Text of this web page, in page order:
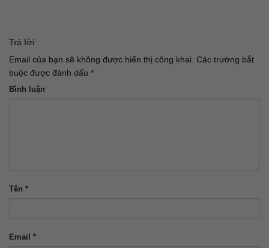
Trả lời
Email của bạn sẽ không được hiển thị công khai. Các trường bắt
buộc được đánh dấu *
Bình luận
Tên *
Email *